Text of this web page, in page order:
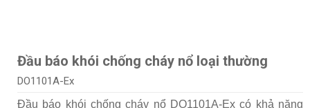
Đầu báo khói chống cháy nổ loại thường
DO1101A-Ex
Đầu báo khói chống cháy nổ DO1101A-Ex có khả năng